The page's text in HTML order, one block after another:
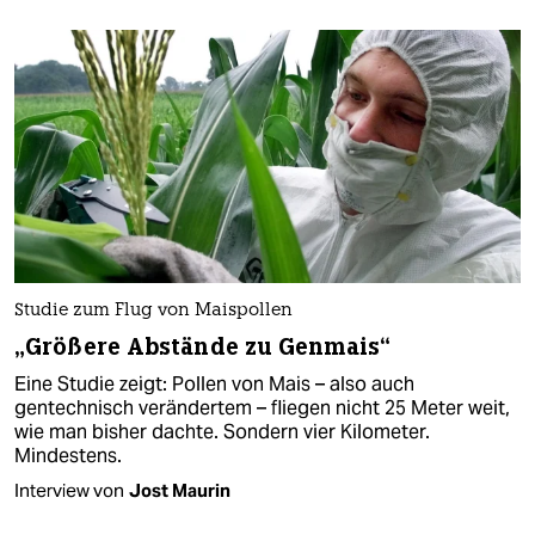
Studie zum Flug von Maispollen
„Größere Abstände zu Genmais“
Eine Studie zeigt: Pollen von Mais – also auch
gentechnisch verändertem – fliegen nicht 25 Meter weit,
wie man bisher dachte. Sondern vier Kilometer.
Mindestens.
Interview von Jost Maurin